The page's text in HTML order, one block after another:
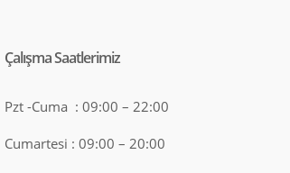
Çalışma Saatlerimiz
Pzt -Cuma : 09:00 – 22:00
Cumartesi : 09:00 – 20:00